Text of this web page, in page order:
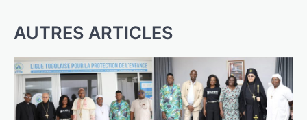
AUTRES ARTICLES